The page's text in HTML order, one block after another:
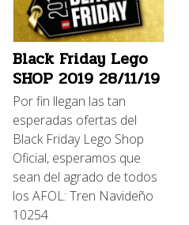
Black Friday Lego
SHOP 2019 28/11/19
Por fin llegan las tan
esperadas ofertas del
Black Friday Lego Shop
Oficial, esperamos que
sean del agrado de todos
los AFOL: Tren Navideño
10254